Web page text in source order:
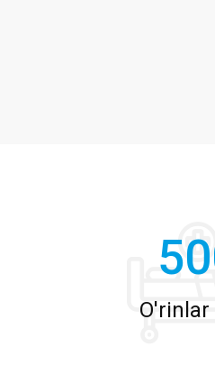
O'rinlar